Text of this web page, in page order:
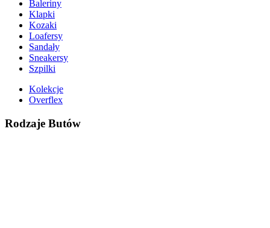
Baleriny
Klapki
Kozaki
Loafersy
Sandały
Sneakersy
Szpilki
Kolekcje
Overflex
Rodzaje Butów